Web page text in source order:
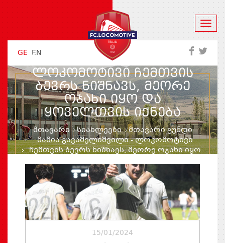
GE EN
ᲛᲐᲛᲘᲐ ᲒᲐᲕᲐᲨᲔᲚᲘᲨᲕᲘᲚᲘ -
ᲚᲝᲙᲝᲛᲝᲢᲘᲕᲘ ᲩᲔᲛᲗᲕᲘᲡ
ᲑᲔᲕᲠᲡ ᲜᲘᲨᲜᲐᲕᲡ, ᲛᲔᲝᲠᲔ
ᲝᲯᲐᲮᲘ ᲘᲧᲝ ᲓᲐ
ᲧᲝᲕᲔᲚᲗᲕᲘᲡ ᲘᲥᲜᲔᲑᲐ
მთავარი სიახლეები
მთავარი გუნდი
მამია გავაშელიშვილი - ლოკომოტივი
ჩემთვის ბევრს ნიშნავს, მეორე ოჯახი იყო
15/01/2024